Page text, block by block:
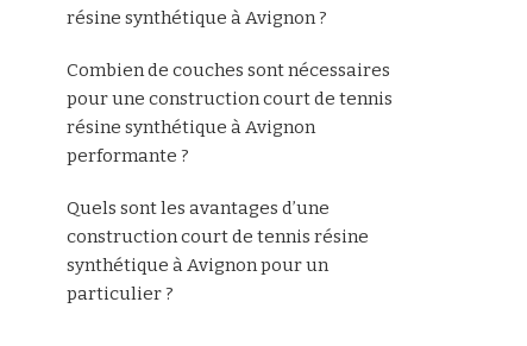
résine synthétique à Avignon ?
Combien de couches sont nécessaires
pour une construction court de tennis
résine synthétique à Avignon
performante ?
Quels sont les avantages d’une
construction court de tennis résine
synthétique à Avignon pour un
particulier ?